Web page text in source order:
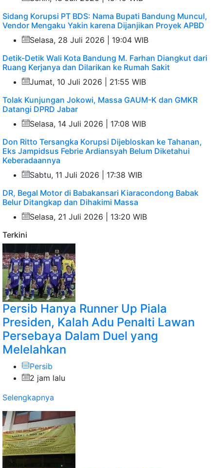
Sidang Korupsi PT BDS: Nama Bupati Bandung Muncul,
Vendor Mengaku Yakin karena Dijanjikan Proyek APBD
Selasa, 28 Juli 2026 | 19:04 WIB
Detik-Detik Wali Kota Bandung M. Farhan Diangkut dari
Ruang Kerjanya dan Dilarikan ke Rumah Sakit
Jumat, 10 Juli 2026 | 21:55 WIB
Tolak Kunjungan Jokowi, Massa GAUM-K dan GMKR
Datangi DPRD Jabar
Selasa, 14 Juli 2026 | 17:08 WIB
Don Ritto Tersangka Korupsi Dijebloskan ke Tahanan,
Eks Jampidsus Febrie Ardiansyah Belum Diketahui
Keberadaannya
Sabtu, 11 Juli 2026 | 17:38 WIB
DR, Begal Motor di Babakansari Kiaracondong Babak
Belur Ditangkap dan Dihakimi Massa
Selasa, 21 Juli 2026 | 13:20 WIB
Terkini
Persib Hanya Runner Up Piala
Presiden, Kalah Adu Penalti Lawan
Persebaya Dalam Duel yang
Melelahkan
Persib
2 jam lalu
Selengkapnya